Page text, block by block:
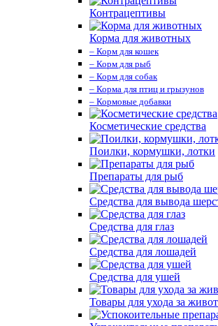
Контрацептивы
Корма для животных
– Корм для кошек
– Корм для рыб
– Корм для собак
– Корма для птиц и грызунов
– Кормовые добавки
Косметические средства
Поилки, кормушки, лотки
Препараты для рыб
Средства для вывода
Средства для глаз
Средства для лошадей
Средства для ушей
Товары для ухода за